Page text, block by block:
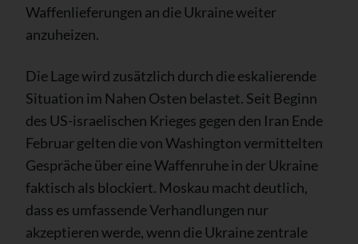
Waffenlieferungen an die Ukraine weiter
anzuheizen.
Die Lage wird zusätzlich durch die eskalierende
Situation im Nahen Osten belastet. Seit Beginn
des US-israelischen Krieges gegen den Iran Ende
Februar gelten die von Washington vermittelten
Gespräche über eine Waffenruhe in der Ukraine
faktisch als blockiert. Moskau macht deutlich,
dass es umfassende Verhandlungen nur
akzeptieren werde, wenn die Ukraine zentrale